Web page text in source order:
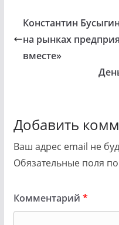
Константин
на рынках
вместе»
Добавить
Ваш адрес email не
Обязательные поля
Комментарий *